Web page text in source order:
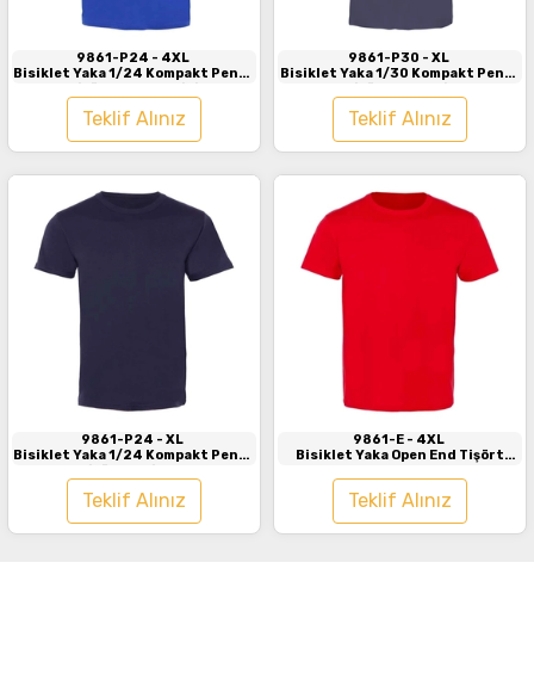
9861-P24 - 4XL
Bisiklet Yaka 1/24 Kompakt Penye
Teklif Alınız
9861-P30 - XL
Bisiklet Yaka 1/30 Kompakt Penye
Teklif Alınız
9861-P24 - XL
Bisiklet Yaka 1/24 Kompakt Penye
Tişört Lacivert
Teklif Alınız
9861-E - 4XL
Bisiklet Yaka Open End Tişört
Teklif Alınız